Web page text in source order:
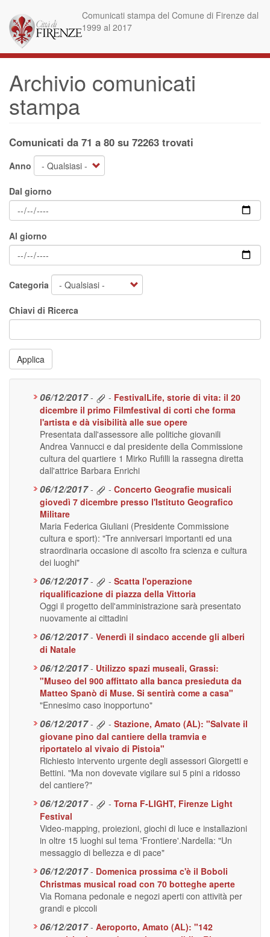
contenuto
principale
Comunicati stampa del Comune di Firenze dal
1999 al 2017
Archivio comunicati
stampa
Comunicati da 71 a 80 su 72263 trovati
Anno
Dal giorno
Al giorno
Categoria
Chiavi di Ricerca
Applica
06/12/2017 - - FestivalLife, storie di vita: il 20
dicembre il primo Filmfestival di corti che forma
l'artista e dà visibilità alle sue opere
Presentata dall'assessore alle politiche giovanili
Andrea Vannucci e dal presidente della Commissione
cultura del quartiere 1 Mirko Rufilli la rassegna diretta
dall'attrice Barbara Enrichi
06/12/2017 - - Concerto Geografie musicali
giovedì 7 dicembre presso l'Istituto Geografico
Militare
Maria Federica Giuliani (Presidente Commissione
cultura e sport): "Tre anniversari importanti ed una
straordinaria occasione di ascolto fra scienza e cultura
dei luoghi"
06/12/2017 - - Scatta l'operazione
riqualificazione di piazza della Vittoria
Oggi il progetto dell'amministrazione sarà presentato
nuovamente ai cittadini
06/12/2017 - Venerdì il sindaco accende gli alberi
di Natale
06/12/2017 - Utilizzo spazi museali, Grassi:
"Museo del 900 affittato alla banca presieduta da
Matteo Spanò di Muse. Si sentirà come a casa"
"Ennesimo caso inopportuno"
06/12/2017 - - Stazione, Amato (AL): "Salvate il
giovane pino dal cantiere della tramvia e
riportatelo al vivaio di Pistoia"
Richiesto intervento urgente degli assessori Giorgetti e
Bettini. "Ma non dovevate vigilare sui 5 pini a ridosso
del cantiere?"
06/12/2017 - - Torna F-LIGHT, Firenze Light
Festival
Video-mapping, proiezioni, giochi di luce e installazioni
in oltre 15 luoghi sul tema 'Frontiere'.Nardella: "Un
messaggio di bellezza e di pace"
06/12/2017 - Domenica prossima c'è il Boboli
Christmas musical road con 70 botteghe aperte
Via Romana pedonale e negozi aperti con attività per
grandi e piccoli
06/12/2017 - Aeroporto, Amato (AL): "142